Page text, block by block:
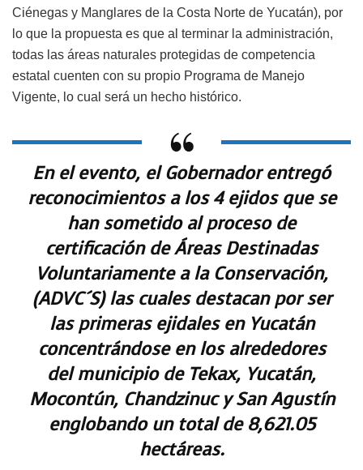
Ciénegas y Manglares de la Costa Norte de Yucatán), por
lo que la propuesta es que al terminar la administración,
todas las áreas naturales protegidas de competencia
estatal cuenten con su propio Programa de Manejo
Vigente, lo cual será un hecho histórico.
En el evento, el Gobernador entregó
reconocimientos a los 4 ejidos que se
han sometido al proceso de
certificación de Áreas Destinadas
Voluntariamente a la Conservación,
(ADVC´S) las cuales destacan por ser
las primeras ejidales en Yucatán
concentrándose en los alrededores
del municipio de Tekax, Yucatán,
Mocontún, Chandzinuc y San Agustín
englobando un total de 8,621.05
hectáreas.